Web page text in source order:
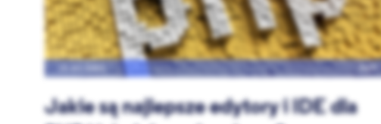
Jakie są najlepsze edytory i IDE dla